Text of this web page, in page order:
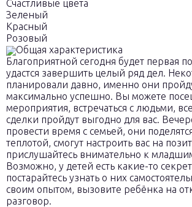
Счастливые цвета
Зеленый
Красный
Розовый
Общая характеристика
Благоприятной сегодня будет первая
удастся завершить целый ряд дел.
планировали давно, именно они
максимально успешно. Вы можете
мероприятия, встречаться с людьми,
сделки пройдут выгодно для вас.
провести время с семьей, они
теплотой, смогут настроить вас на
прислушайтесь внимательно к
Возможно, у детей есть какие-то
постарайтесь узнать о них
своим опытом, вызовите ребёнка на
разговор.